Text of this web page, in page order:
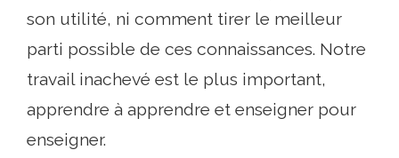
son utilité, ni comment tirer le meilleur
parti possible de ces connaissances. Notre
travail inachevé est le plus important,
apprendre à apprendre et enseigner pour
enseigner.